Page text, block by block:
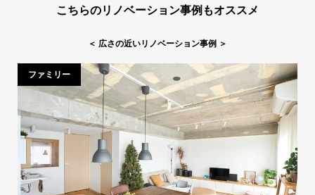
こちらのリノベーション事例もオススメ
＜ 広さの近いリノベーション事例 ＞
ファミリー